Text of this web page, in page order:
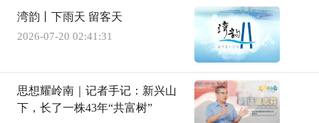
湾韵丨下雨天 留客天
2026-07-20 02:41:31
思想耀岭南｜记者手记：新兴山
下，长了一株43年“共富树”